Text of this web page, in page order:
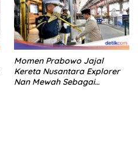
Momen Prabowo Jajal
Kereta Nusantara Explorer
Nan Mewah Sebagai